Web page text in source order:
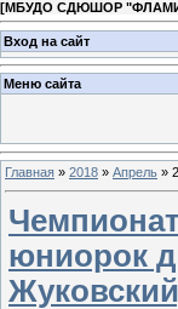
[МБУДО СДЮШОР
Вход на сайт
Меню сайта
Главная » 2018 » Апрель »
юниорок